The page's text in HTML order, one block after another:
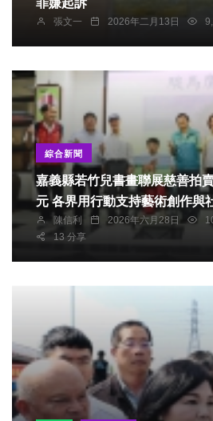
罪嫌起訴
張文一 2026年二月13日
綜合新聞
嘉義縣若竹兒書畫聯展慈善拍
元 各界用行動支持藝術創作與
陳信利 2026年六月28日
13 分享